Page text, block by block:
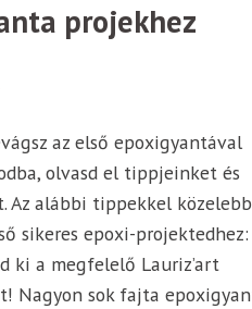
projekhez
az első epoxigyantával
olvasd el tippjeinket és
Az alábbi tippekkel közelebb
sikeres epoxi-projektedhez:
ki a megfelelő Lauriz’art
Nagyon sok fajta